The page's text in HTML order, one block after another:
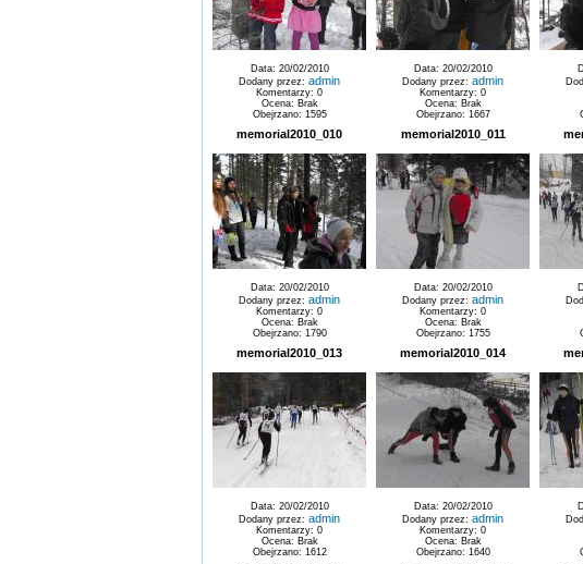
Data: 20/02/2010
Dodany przez: admin
Komentarzy: 0
Ocena: Brak
Obejrzano: 1595
Data: 20/02/2010
Dodany przez: admin
Komentarzy: 0
Ocena: Brak
Obejrzano: 1667
memorial2010_010
Data: 20/02/2010
Dodany przez: admin
Komentarzy: 0
Ocena: Brak
Obejrzano: 1790
memorial2010_011
Data: 20/02/2010
Dodany przez: admin
Komentarzy: 0
Ocena: Brak
Obejrzano: 1755
memorial2010_013
Data: 20/02/2010
Dodany przez: admin
Komentarzy: 0
Ocena: Brak
Obejrzano: 1612
memorial2010_014
Data: 20/02/2010
Dodany przez: admin
Komentarzy: 0
Ocena: Brak
Obejrzano: 1640